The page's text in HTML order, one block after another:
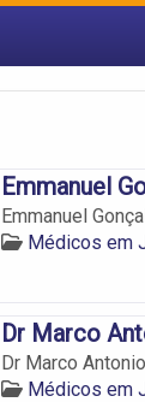
Emmanuel
Emmanuel
Médicos em
Dr Marco
Dr Marco
Médicos em